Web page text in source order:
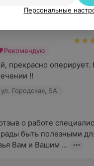
ул.
Рекомендую
прекрасно оперирует.
!!
Городская, 5А
о работе
быть полезными
Вам и Вашим ...
Персональные